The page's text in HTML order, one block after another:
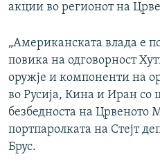
акции во регионот на
„Американската влада е
повика на одговорност
оружје и компоненти на
во Русија, Кина и Иран со
безбедноста на Црвеното
портпаролката на Стејт
Брус.